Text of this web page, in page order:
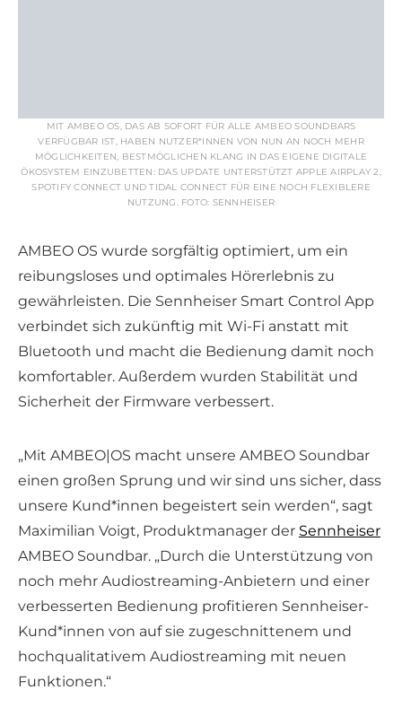
MIT AMBEO OS, DAS AB SOFORT FÜR ALLE AMBEO SOUNDBARS
VERFÜGBAR IST, HABEN NUTZER*INNEN VON NUN AN NOCH MEHR
MÖGLICHKEITEN, BESTMÖGLICHEN KLANG IN DAS EIGENE DIGITALE
ÖKOSYSTEM EINZUBETTEN: DAS UPDATE UNTERSTÜTZT APPLE AIRPLAY 2,
SPOTIFY CONNECT UND TIDAL CONNECT FÜR EINE NOCH FLEXIBLERE
NUTZUNG. FOTO: SENNHEISER
AMBEO OS wurde sorgfältig optimiert, um ein
reibungsloses und optimales Hörerlebnis zu
gewährleisten. Die Sennheiser Smart Control App
verbindet sich zukünftig mit Wi-Fi anstatt mit
Bluetooth und macht die Bedienung damit noch
komfortabler. Außerdem wurden Stabilität und
Sicherheit der Firmware verbessert.
„Mit AMBEO|OS macht unsere AMBEO Soundbar
einen großen Sprung und wir sind uns sicher, dass
unsere Kund*innen begeistert sein werden“, sagt
Maximilian Voigt, Produktmanager der Sennheiser
AMBEO Soundbar. „Durch die Unterstützung von
noch mehr Audiostreaming-Anbietern und einer
verbesserten Bedienung profitieren Sennheiser-
Kund*innen von auf sie zugeschnittenem und
hochqualitativem Audiostreaming mit neuen
Funktionen.“